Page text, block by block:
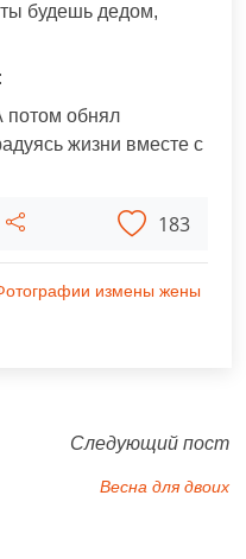
будешь дедом,
потом обнял
жизни вместе с
183
измены жены
Следующий пост
Весна для двоих